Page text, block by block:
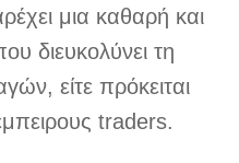
μια καθαρή και
διευκολύνει τη
είτε πρόκειται
traders.